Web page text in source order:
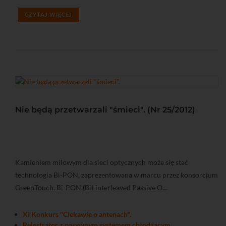
CZYTAJ WIĘCEJ
Nie będą przetwarzali "śmieci". (Nr 25/2012)
Kamieniem milowym dla sieci optycznych może się stać
technologia Bi-PON, zaprezentowana w marcu przez konsorcjum
GreenTouch. Bi-PON (Bit interleaved Passive O...
XI Konkurs "Ciekawie o antenach".